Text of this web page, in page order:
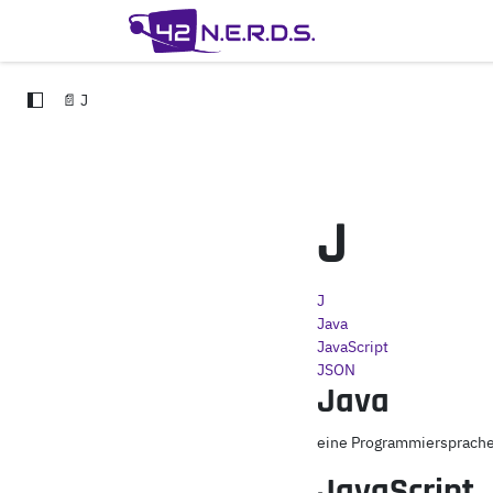
Zum Inhalt springen
📄 J
J
J
Java
JavaScript
JSON
Java
eine Programmiersprache